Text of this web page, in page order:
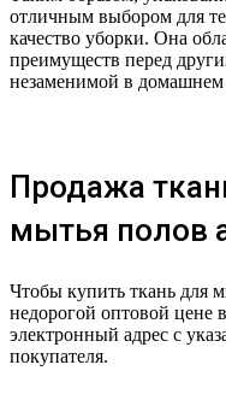
отличным выбором для
качество уборки. Она
преимуществ перед
незаменимой в домашнем
Продажа
мытья полов
Чтобы купить ткань для
недорогой оптовой цене
электронный адрес с
покупателя.